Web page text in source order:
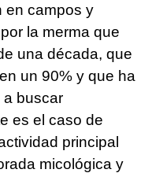
en campos y
la merma que
una década, que
un 90% y que ha
a buscar
es el caso de
principal
micológica y